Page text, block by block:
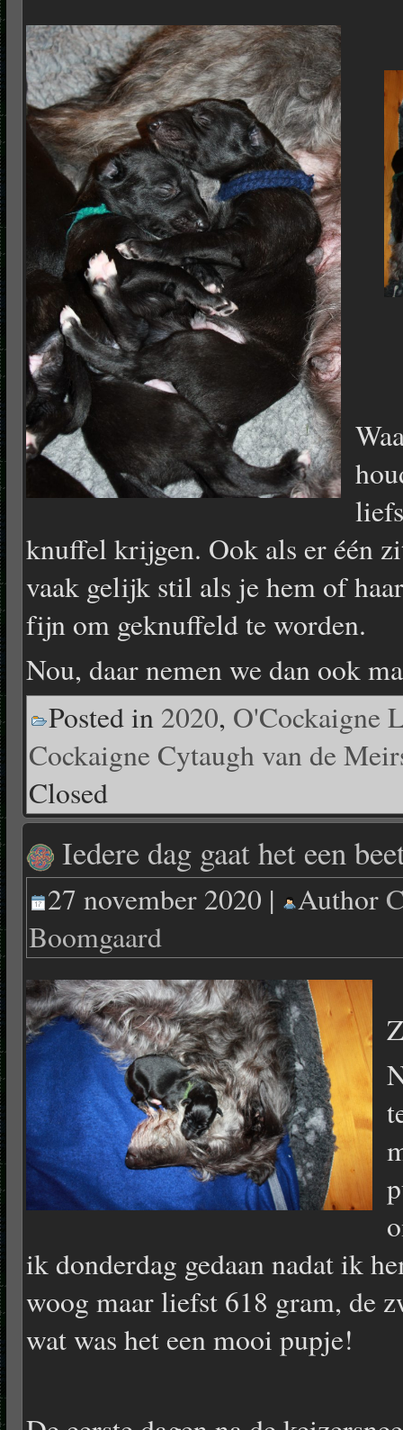
knuffel krijgen. Ook als er één
vaak gelijk stil als je hem of
fijn om geknuffeld te worden.
Nou, daar nemen we dan ook
Posted in 2020, O'Cockaigne
Cockaigne Cytaugh van de
Closed
Iedere dag gaat het een
27 november 2020 | Author
Boomgaard
ik donderdag gedaan nadat ik
woog maar liefst 618 gram, de
wat was het een mooi pupje!